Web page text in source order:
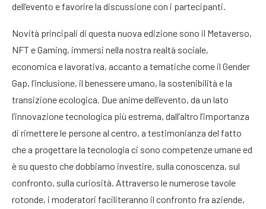
dell’evento e favorire la discussione con i partecipanti.
Novità principali di questa nuova edizione sono il Metaverso,
NFT e Gaming, immersi nella nostra realtà sociale,
economica e lavorativa, accanto a tematiche come il Gender
Gap, l’inclusione, il benessere umano, la sostenibilità e la
transizione ecologica. Due anime dell’evento, da un lato
l’innovazione tecnologica più estrema, dall’altro l’importanza
di rimettere le persone al centro, a testimonianza del fatto
che a progettare la tecnologia ci sono competenze umane ed
è su questo che dobbiamo investire, sulla conoscenza, sul
confronto, sulla curiosità. Attraverso le numerose tavole
rotonde, i moderatori faciliteranno il confronto fra aziende,